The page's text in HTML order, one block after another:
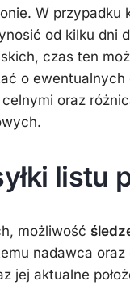
W przypadku
od kilku dni
czas ten
o ewentualnych
oraz
listu
możliwość
nadawca
jej aktualne